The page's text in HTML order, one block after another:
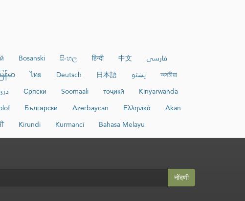
Bosanski සිංහල हिन्दी 中文
فارسی
န်မာ ไทย Deutsch 日本語 پښتو
অসমীয়া
Српски Soomaali тоҷикӣ
Kinyarwanda
Български Azərbaycan Ελληνικά
Akan
Kirundi Kurmancî Bahasa Melayu
नोंदणी